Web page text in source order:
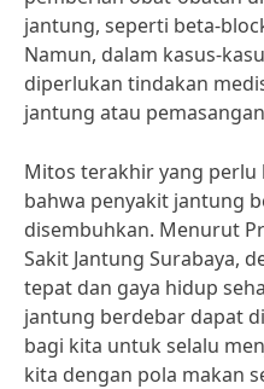
jantung, seperti beta-
Namun, dalam kasus-
diperlukan tindakan
jantung atau
Mitos terakhir yang perlu
bahwa penyakit jantung
disembuhkan. Menurut
Sakit Jantung Surabaya,
tepat dan gaya hidup
jantung berdebar dapat
bagi kita untuk selalu
kita dengan pola makan